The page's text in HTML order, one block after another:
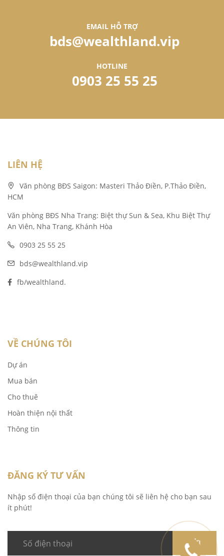
EMAIL HỖ TRỢ
bds@wealthland.vip
HOTLINE
0903 25 55 25
LIÊN HỆ
Văn phòng BĐS Saigon: Masteri Thảo Điền, P.Thảo Điền,
HCM
Văn phòng BĐS Nha Trang: Biệt thự Sun & Sea, Khu Biệt Thự
An Viên, Nha Trang, Khánh Hòa
0903 25 55 25
bds@wealthland.vip
fb/wealthland.
VỀ CHÚNG TÔI
Dự án
Mua bán
Cho thuê
Hoàn thiện nội thất
Thông tin
ĐĂNG KÝ TƯ VẤN
Nhập số điện thoại của bạn chúng tôi sẽ liên hệ cho bạn sau
ít phút!